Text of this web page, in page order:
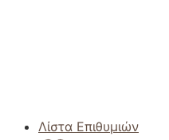
Λίστα Επιθυμιών